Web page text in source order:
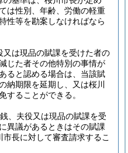
は性別、年齢、労働の軽重
性等を勘案しなければなら
は現品の賦課を受けた者の
じた者その他特別の事情が
ると認める場合は、当該賦
納期限を延期し、又は桜川
することができる。
、夫役又は現品の賦課を受
異議があるときはその賦課
長に対して審査請求するこ